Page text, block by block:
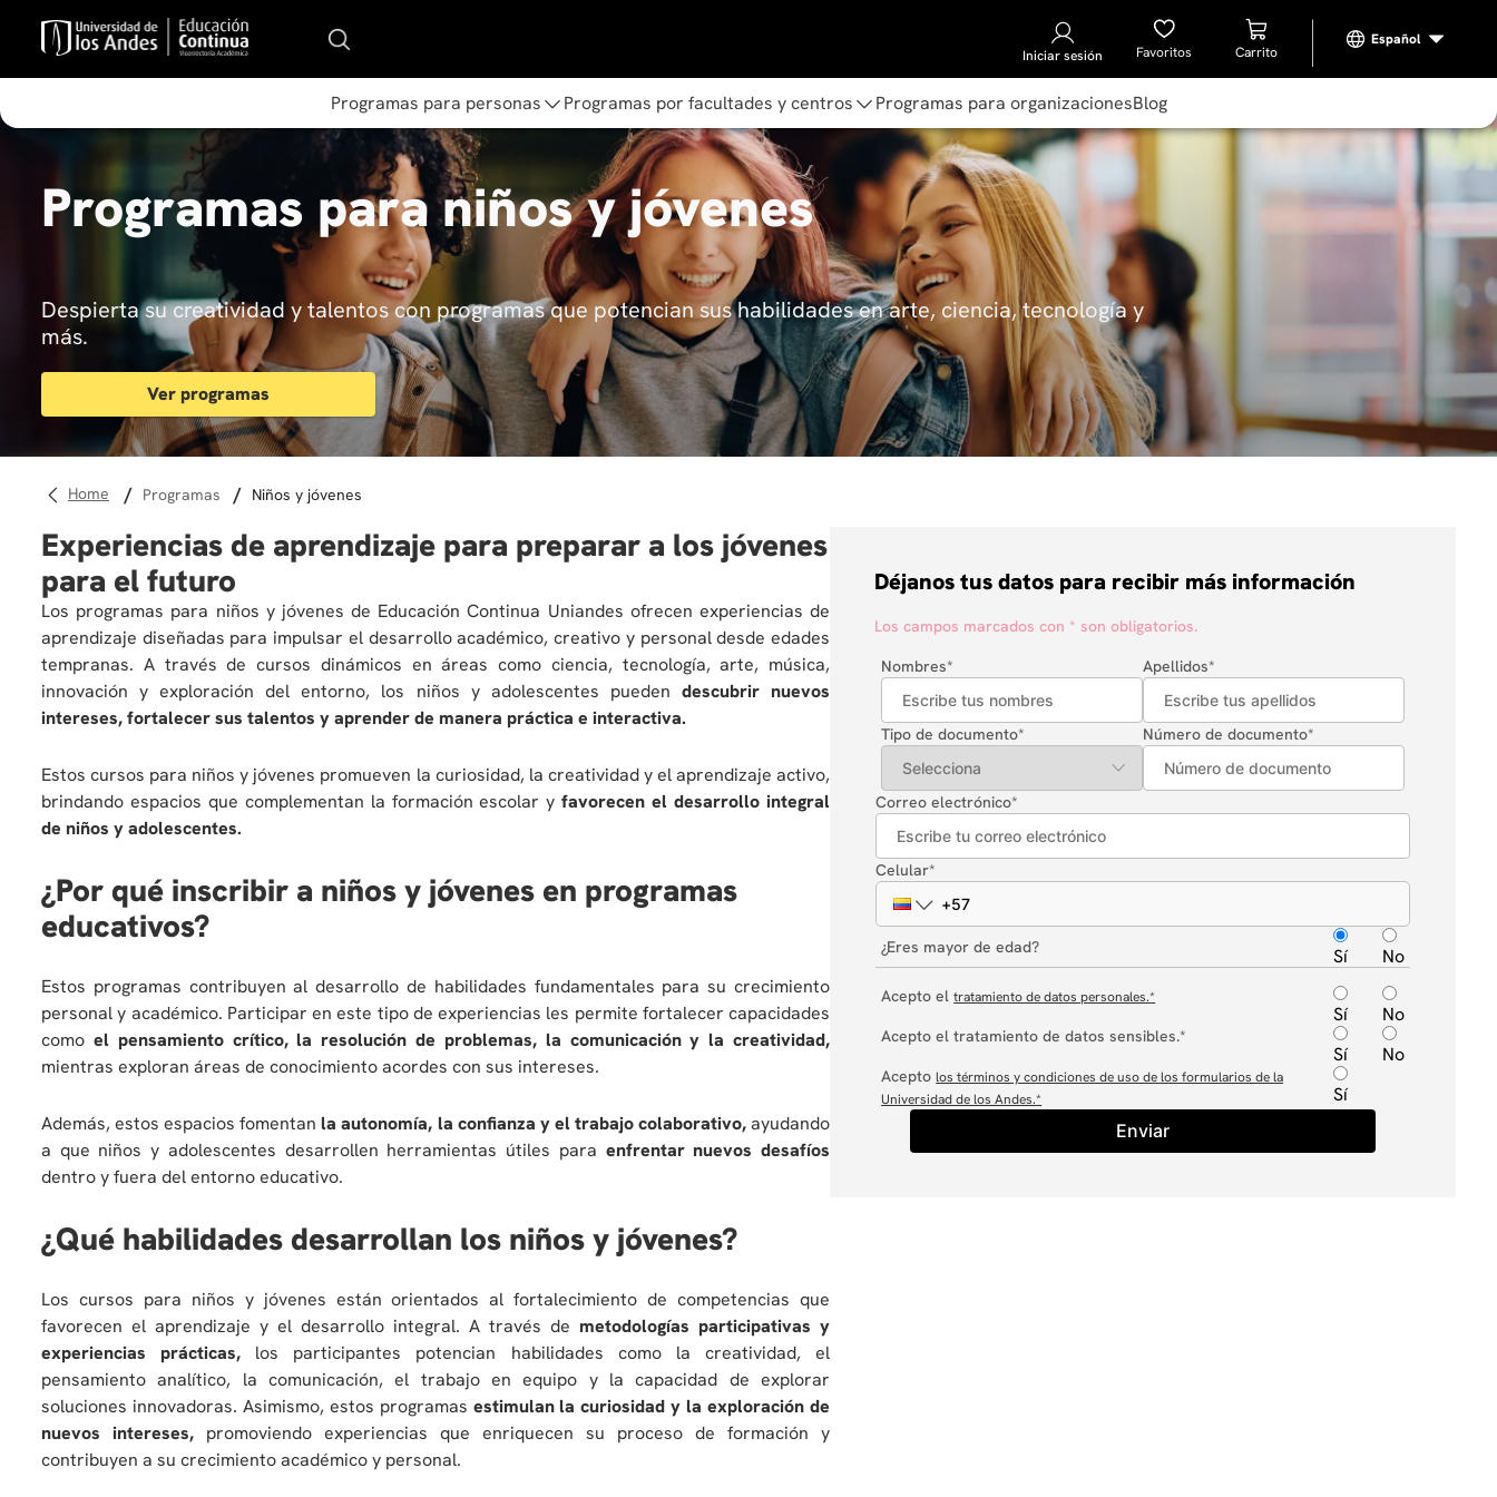
Iniciar sesión Favoritos
Programas para personas Programas por facultades y centros Programas para organizacionesBlog
Programas para niños y jóvenes
Despierta su creatividad y talentos con programas que potencian sus habilidades en arte, ciencia, tecnología y
más.
Ver programas
programas niños y jóvenes
Experiencias de aprendizaje para preparar a los jóvenes
para el futuro
Los programas para niños y jóvenes de Educación Continua Uniandes ofrecen experiencias de
aprendizaje diseñadas para impulsar el desarrollo académico, creativo y personal desde edades
tempranas. A través de cursos dinámicos en áreas como ciencia, tecnología, arte, música,
innovación y exploración del entorno, los niños y adolescentes pueden descubrir nuevos
intereses, fortalecer sus talentos y aprender de manera práctica e interactiva.
Estos cursos para niños y jóvenes promueven la curiosidad, la creatividad y el aprendizaje activo,
brindando espacios que complementan la formación escolar yfavorecen el desarrollo integral
de niños y adolescentes.
¿Por qué inscribir a niños y jóvenes en programas
educativos?
Estos programas contribuyen al desarrollo de habilidades fundamentales para su crecimiento
personal y académico. Participar en este tipo de experiencias les permite fortalecer capacidades
como el pensamiento crítico, la resolución de problemas, la comunicación y la creatividad,
mientras exploran áreas de conocimiento acordes con sus intereses.
Además, estos espacios fomentanla autonomía, la confianza y el trabajo colaborativo,ayudando
a que niños y adolescentes desarrollen herramientas útiles para enfrentar nuevos desafíos
dentro y fuera del entorno educativo.
¿Qué habilidades desarrollan los niños y jóvenes?
Los cursos para niños y jóvenes están orientados al fortalecimiento de competencias que
favorecen el aprendizaje y el desarrollo integral. A través de metodologías participativas y
experiencias prácticas, los participantes potencian habilidades como la creatividad, el
pensamiento analítico, la comunicación, el trabajo en equipo y la capacidad de explorar
soluciones innovadoras. Asimismo, estos programas estimulan la curiosidad y la exploración de
nuevos intereses, promoviendo experiencias que enriquecen su proceso de formación y
contribuyen a su crecimiento académico y personal.
Déjanos tus datos para recibir más información
Los campos marcados con * son obligatorios.
Nombres* Apellidos*
Tipo de documento* Número de documento*
Correo electrónico*
Celular*
¿Eres mayor de edad? Sí No
Acepto eltratamiento de datos personales.*
Sí No
Acepto el tratamiento de datos sensibles.*
Sí No
Aceptolos términos y condiciones de uso de los formularios de la
Universidad de los Andes.* Sí
Enviar